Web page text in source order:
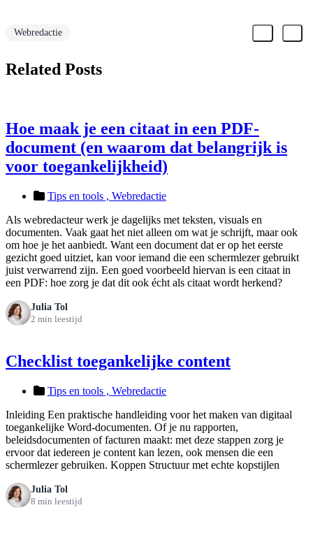
Webredactie
Related Posts
Hoe maak je een citaat in een PDF-
document (en waarom dat belangrijk is
voor toegankelijkheid)
Tips en tools , Webredactie
Als webredacteur werk je dagelijks met teksten, visuals en
documenten. Vaak gaat het niet alleen om wat je schrijft, maar ook
om hoe je het aanbiedt. Want een document dat er op het eerste
gezicht goed uitziet, kan voor iemand die een schermlezer gebruikt
juist verwarrend zijn. Een goed voorbeeld hiervan is een citaat in
een PDF: hoe zorg je dat dit ook écht als citaat wordt herkend?
Julia Tol
2 min leestijd
Checklist toegankelijke content
Tips en tools , Webredactie
Inleiding Een praktische handleiding voor het maken van digitaal
toegankelijke Word-documenten. Of je nu rapporten,
beleidsdocumenten of facturen maakt: met deze stappen zorg je
ervoor dat iedereen je content kan lezen, ook mensen die een
schermlezer gebruiken. Koppen Structuur met echte kopstijlen
Julia Tol
8 min leestijd